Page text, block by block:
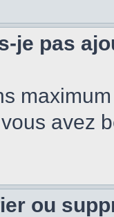
je pas
avez
ou